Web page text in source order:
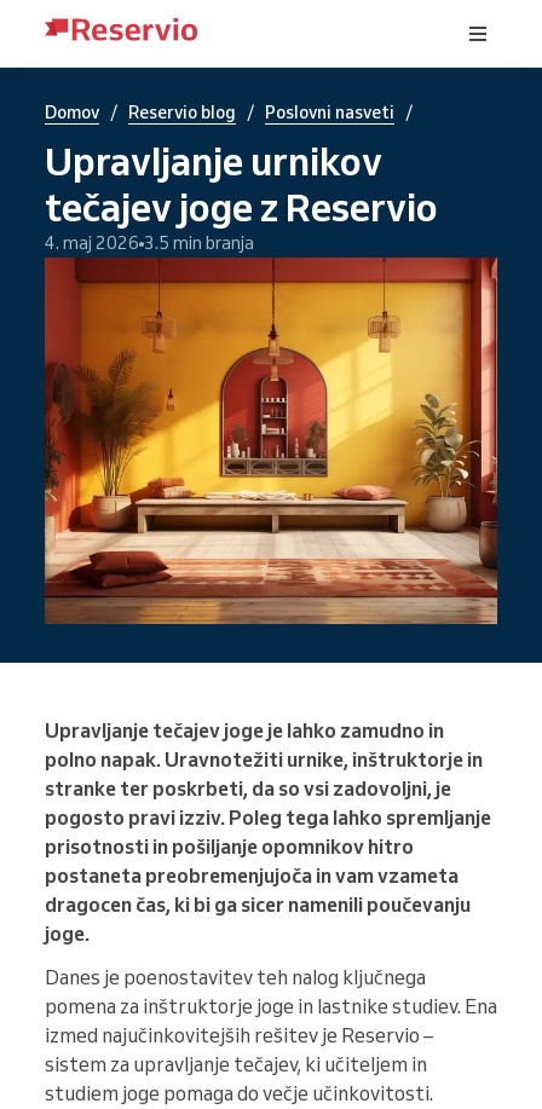
Domov / Reservio blog / Poslovni nasveti /
Upravljanje urnikov
tečajev joge z Reservio
4. maj 2026 3.5 min branja
Upravljanje tečajev joge je lahko zamudno in
polno napak. Uravnotežiti urnike, inštruktorje in
stranke ter poskrbeti, da so vsi zadovoljni, je
pogosto pravi izziv. Poleg tega lahko spremljanje
prisotnosti in pošiljanje opomnikov hitro
postaneta preobremenjujoča in vam vzameta
dragocen čas, ki bi ga sicer namenili poučevanju
joge.
Danes je poenostavitev teh nalog ključnega
pomena za inštruktorje joge in lastnike studiev. Ena
izmed najučinkovitejših rešitev je Reservio –
sistem za upravljanje tečajev, ki učiteljem in
studiem joge pomaga do večje učinkovitosti.